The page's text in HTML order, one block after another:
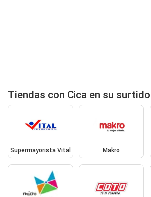
Tiendas con Cica en su surtido
Supermayorista Vital Makro